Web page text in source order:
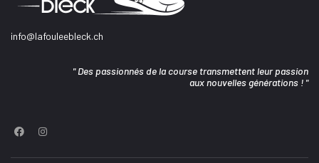
info@lafouleebleck.ch
" Des passionnés de la course transmettent leur passion
aux nouvelles générations ! "